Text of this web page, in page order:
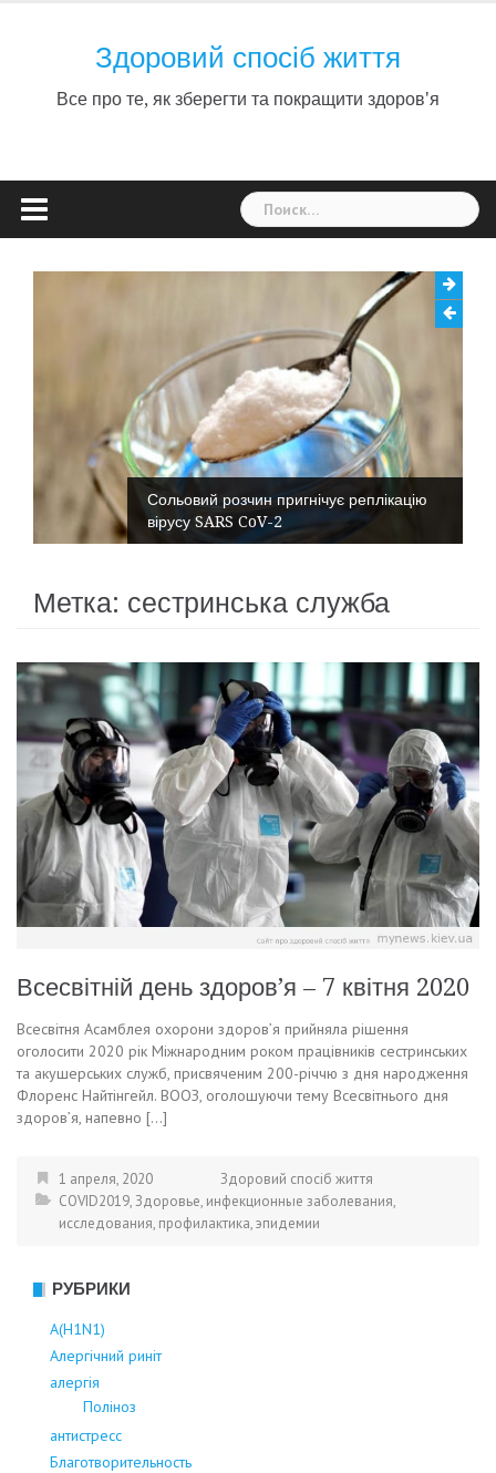
Здоровий спосіб життя
Все про те, як зберегти та покращити здоров'я
Найти:
Сольовий розчин пригнічує реплікацію
вірусу SARS CoV-2
Метка: сестринська служба
Всесвітній день здоров’я – 7 квітня 2020
Всесвітня Асамблея охорони здоров’я прийняла рішення
оголосити 2020 рік Міжнародним роком працівників сестринських
та акушерських служб, присвяченим 200-річчю з дня народження
Флоренс Найтінгейл. ВООЗ, оголошуючи тему Всесвітнього дня
здоров’я, напевно […]
1 апреля, 2020
Здоровий спосіб життя
COVID2019,Здоровье, инфекционные заболевания,
исследования, профилактика,эпидемии
РУБРИКИ
А(Н1N1)
Алергічний риніт
алергія
Поліноз
антистресс
Благотворительность